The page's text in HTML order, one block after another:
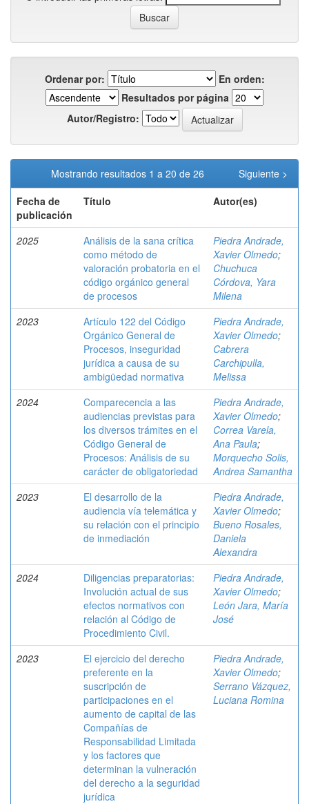
Ordenar por:
En orden:
Resultados por página
Autor/Registro:
Mostrando resultados 1 a 20 de 26
Siguiente >
Fecha de
publicación
Título Autor(es)
2025
Análisis de la sana crítica
como método de
valoración probatoria en el
código orgánico general
de procesos
Piedra Andrade,
Xavier Olmedo;
Chuchuca
Córdova, Yara
Milena
2023
Artículo 122 del Código
Orgánico General de
Procesos, inseguridad
jurídica a causa de su
ambigüedad normativa
Piedra Andrade,
Xavier Olmedo;
Cabrera
Carchipulla,
Melissa
2024
Comparecencia a las
audiencias previstas para
los diversos trámites en el
Código General de
Procesos: Análisis de su
carácter de obligatoriedad
Piedra Andrade,
Xavier Olmedo;
Correa Varela,
Ana Paula;
Morquecho Solis,
Andrea Samantha
2023
El desarrollo de la
audiencia vía telemática y
su relación con el principio
de inmediación
Piedra Andrade,
Xavier Olmedo;
Bueno Rosales,
Daniela
Alexandra
2024
Diligencias preparatorias:
Involución actual de sus
efectos normativos con
relación al Código de
Procedimiento Civil.
Piedra Andrade,
Xavier Olmedo;
León Jara, María
José
2023
El ejercicio del derecho
preferente en la
suscripción de
participaciones en el
aumento de capital de las
Compañías de
Responsabilidad Limitada
y los factores que
determinan la vulneración
del derecho a la seguridad
jurídica
Piedra Andrade,
Xavier Olmedo;
Serrano Vázquez,
Luciana Romina